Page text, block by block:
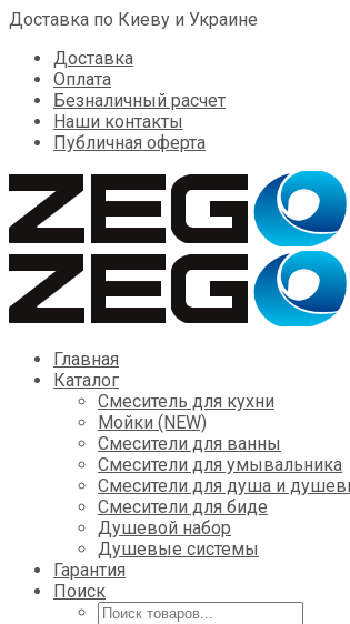
Доставка по Киеву и Украине
Доставка
Оплата
Безналичный расчет
Наши контакты
Публичная оферта
Skip
Главная
Каталог
Смеситель для кухни
Мойки (NEW)
Смесители для ванны
Смесители для умывальника
Смесители для душа и
Смесители для биде
Душевой набор
Душевые системы
Гарантия
Поиск
Поиск